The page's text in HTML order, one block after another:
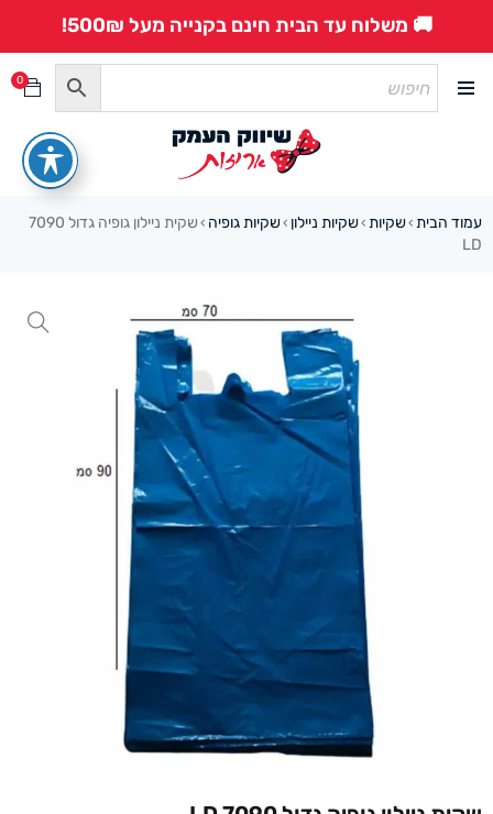
🚚 משלוח עד הבית חינם בקנייה מעל 500₪!
0
עמוד הבית ›שקיות ›שקיות ניילון ›שקיות גופיה ›
שקית ניילון גופיה גדול 7090
LD